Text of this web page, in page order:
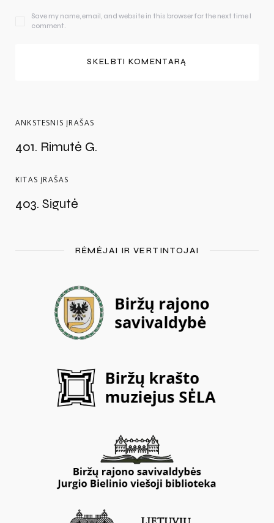
Save my name, email, and website in this browser for the next time I
comment.
ANKSTESNIS ĮRAŠAS
401. Rimutė G.
KITAS ĮRAŠAS
403. Sigutė
RĖMĖJAI IR VERTINTOJAI